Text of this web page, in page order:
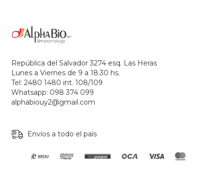
República del Salvador 3274 esq. Las Heras
Lunes a Viernes de 9 a 18.30 hs.
Tel: 2480 1480 int. 108/109
Whatsapp: 098 374 099
alphabiouy2@gmail.com
Envíos a todo el país